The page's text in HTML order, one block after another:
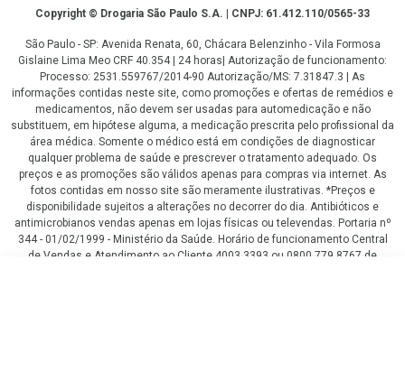
CopyrightCopyright © Drogaria São Paulo S.A. | CNPJ: 61.412.110/0565-33
São Paulo - SP: Avenida Renata, 60, Chácara Belenzinho - Vila Formosa
Gislaine Lima Meo CRF 40.354 | 24 horas| Autorização de funcionamento:
Processo: 2531.559767/2014-90 Autorização/MS: 7.31847.3 | As
informações contidas neste site, como promoções e ofertas de remédios e
medicamentos, não devem ser usadas para automedicação e não
substituem, em hipótese alguma, a medicação prescrita pelo profissional da
área médica. Somente o médico está em condições de diagnosticar
qualquer problema de saúde e prescrever o tratamento adequado. Os
preços e as promoções são válidos apenas para compras via internet. As
fotos contidas em nosso site são meramente ilustrativas. *Preços e
disponibilidade sujeitos a alterações no decorrer do dia. Antibióticos e
antimicrobianos vendas apenas em lojas físicas ou televendas. Portaria nº
344 - 01/02/1999 - Ministério da Saúde. Horário de funcionamento Central
de Vendas e Atendimento ao Cliente 4003 3393 ou 0800 779 8767 de